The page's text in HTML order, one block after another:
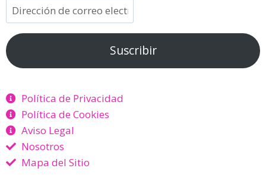
Suscribir
Política de Privacidad
Política de Cookies
Aviso Legal
Nosotros
Mapa del Sitio